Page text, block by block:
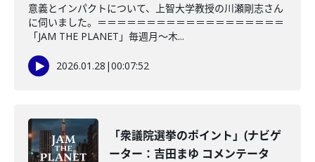
意義とインパクトについて、上智大学教授の川瀬剛志さん
に伺いました。＝＝＝＝＝＝＝＝＝＝＝＝＝＝＝＝＝＝＝
「JAM THE PLANET」毎週月～木...
2026.01.28 |00:07:52
「衆議院選挙のポイント」(ナビゲ
ーター：吉田まゆ コメンテータ